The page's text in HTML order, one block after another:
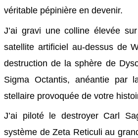
véritable pépinière en devenir.
J’ai gravi une colline élevée
satellite artificiel au-dessus de
destruction de la sphère de
Sigma Octantis, anéantie par
stellaire provoquée de votre
J’ai piloté le destroyer Carl
système de Zeta Reticuli au